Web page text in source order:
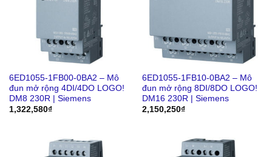
6ED1055-1FB00-0BA2 – Mô
đun mở rộng 4DI/4DO LOGO!
DM8 230R | Siemens
1,322,580₫
6ED1055-1FB10-0BA2 – Mô
đun mở rộng 8DI/8DO LOGO!
DM16 230R | Siemens
2,150,250₫